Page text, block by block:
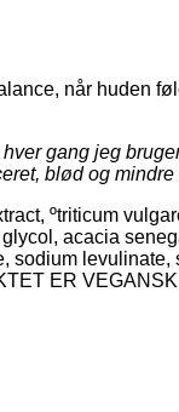
når huden
gang jeg
blød og mindre
ºtriticum
acacia
ER